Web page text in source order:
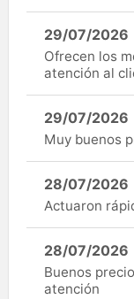
29/07/2026
Ofrecen los
atención al
29/07/2026
Muy buenos
28/07/2026
Actuaron
28/07/2026
Buenos
atención